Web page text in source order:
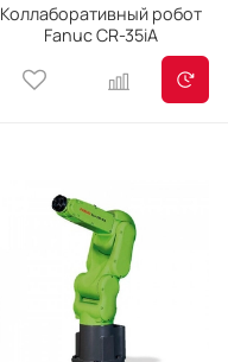
Коллаборативный робот
Fanuc CR-35iA